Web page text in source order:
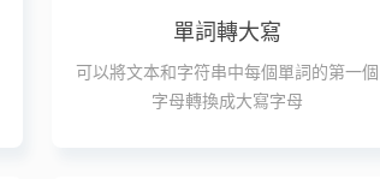
單詞轉大寫
可以將文本和字符串中每個單詞的第一個
字母轉換成大寫字母